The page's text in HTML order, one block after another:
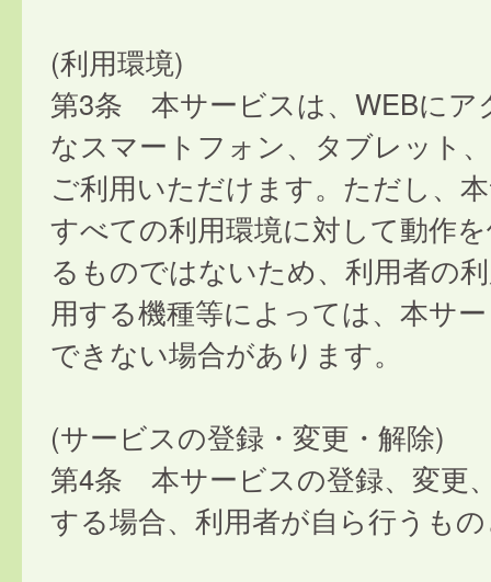
(利用環境)
第3条 本サービスは、WEBにア
なスマートフォン、タブレット
ご利用いただけます。ただし、
すべての利用環境に対して動作
るものではないため、利用者の
用する機種等によっては、本サ
できない場合があります。
(サービスの登録・変更・解除)
第4条 本サービスの登録、変更
する場合、利用者が自ら行うも